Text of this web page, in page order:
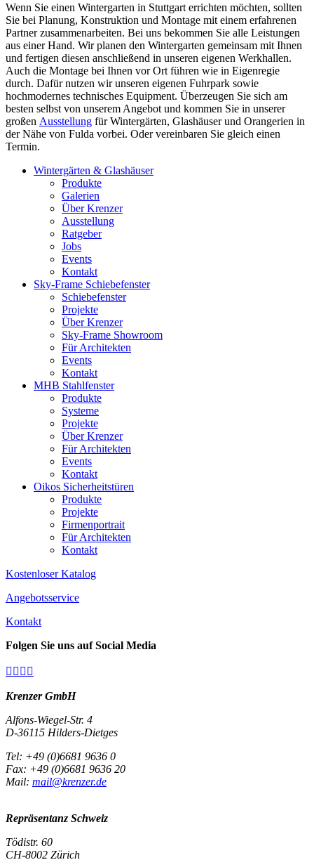
Wenn Sie einen Wintergarten in Stuttgart errichten möchten, sollten
Sie bei Planung, Konstruktion und Montage mit einem erfahrenen
Partner zusammenarbeiten. Bei uns bekommen Sie alle Leistungen
aus einer Hand. Wir planen den Wintergarten gemeinsam mit Ihnen
und fertigen diesen anschließend in unseren eigenen Werkhallen.
Auch die Montage bei Ihnen vor Ort führen wie in Eigenregie
durch. Dafür nutzen wir unseren eigenen Fuhrpark sowie
hochmodernes technisches Equipment. Überzeugen Sie sich am
besten selbst von unserem Angebot und kommen Sie in unserer
großen Ausstellung für Wintergärten, Glashäuser und Orangerien in
der Nähe von Fulda vorbei. Oder vereinbaren Sie gleich einen
Termin.
Wintergärten & Glashäuser
Produkte
Galerien
Über Krenzer
Ausstellung
Ratgeber
Jobs
Events
Kontakt
Sky-Frame Schiebefenster
Schiebefenster
Projekte
Über Krenzer
Sky-Frame Showroom
Für Architekten
Events
Kontakt
MHB Stahlfenster
Produkte
Systeme
Projekte
Über Krenzer
Für Architekten
Events
Kontakt
Oikos Sicherheitstüren
Produkte
Projekte
Firmenportrait
Für Architekten
Kontakt
Kostenloser Katalog
Angebotsservice
Kontakt
Folgen Sie uns auf Social Media
   
Krenzer GmbH
Alfons-Wiegel-Str. 4
D-36115 Hilders-Dietges
Tel: +49 (0)6681 9636 0
Fax: +49 (0)6681 9636 20
Mail: mail@krenzer.de
Repräsentanz Schweiz
Tödistr. 60
CH-8002 Zürich